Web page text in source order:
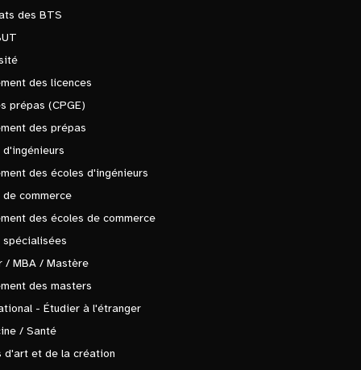
des BTS
des licences
prépas (CPGE)
des prépas
d'ingénieurs
des écoles d'ingénieurs
de commerce
des écoles de commerce
spécialisées
/ MBA / Mastère
des masters
- Étudier à l'étranger
/ Santé
d'art et de la création